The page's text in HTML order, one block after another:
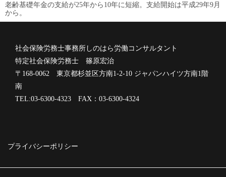
老齢基礎年金の支給が25年から10年に短縮。支給開始は平成29年9月
から。
社会保険労務士事務所しのはら労働コンサルタント
特定社会保険労務士 篠原宏治
〒168-0062 東京都杉並区方南1-2-10 ジャパンハイツ方南1階
南
TEL:03-6300-4323 FAX：03-6300-4324
プライバシーポリシー